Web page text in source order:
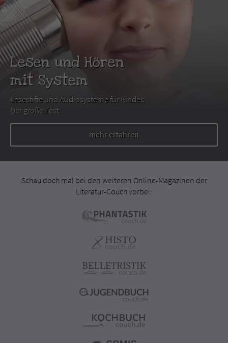
Lesen und Hören
mit System
Lesestifte und Audiosysteme für Kinder.
Der große Test.
mehr erfahren
Schau doch mal bei den weiteren Online-Magazinen der
Literatur-Couch vorbei: